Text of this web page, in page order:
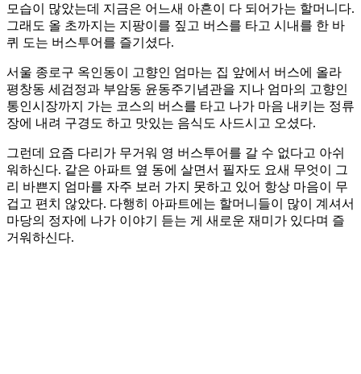
모습이 많았는데 지금은 어느새 아흔이 다 되어가는 할머니다.
그래도 올 초까지는 지팡이를 짚고 버스를 타고 시내를 한 바
퀴 도는 버스투어를 즐기셨다.
서울 종로구 옥인동이 고향인 엄마는 집 앞에서 버스에 올라
평창동 세검정과 부암동 윤동주기념관을 지나 엄마의 고향인
통인시장까지 가는 코스의 버스를 타고 나가 마음 내키는 정류
장에 내려 구경도 하고 맛있는 음식도 사드시고 오셨다.
그런데 요즘 다리가 무거워 영 버스투어를 갈 수 없다고 아쉬
워하신다. 같은 아파트 옆 동에 살면서 필자도 요새 무엇이 그
리 바쁜지 엄마를 자주 보러 가지 못하고 있어 항상 마음이 무
겁고 편치 않았다. 다행히 아파트에는 할머니들이 많이 계셔서
마당의 정자에 나가 이야기 듣는 게 새로운 재미가 있다며 즐
거워하신다.